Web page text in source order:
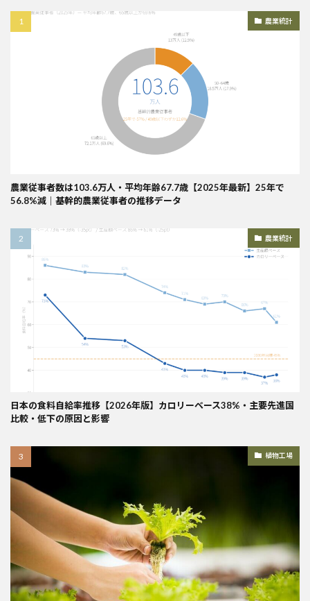
農業統計
農業従事者数は103.6万人・平均年齢67.7歳【2025年最新】25年で
56.8%減｜基幹的農業従事者の推移データ
農業統計
日本の食料自給率推移【2026年版】カロリーベース38%・主要先進国
比較・低下の原因と影響
植物工場